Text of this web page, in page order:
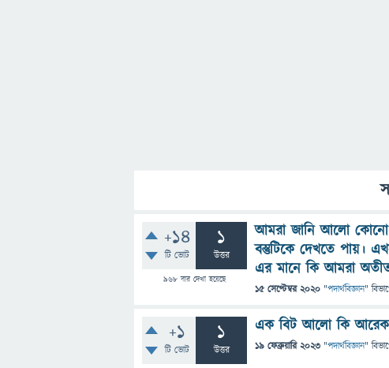
+14
টি ভোট
1
উত্তর
968 বার দেখা হয়েছে
আমরা জানি আলো কোনো
বস্তুটিকে দেখতে পায়।
এর মানে কি আমরা
15 সেপ্টেম্বর 2020 "পদার্থবিজ্ঞান"
+1
টি ভোট
1
উত্তর
এক বিট আলো কি আরেক
19 ফেব্রুয়ারি 2023 "পদার্থবিজ্ঞান"